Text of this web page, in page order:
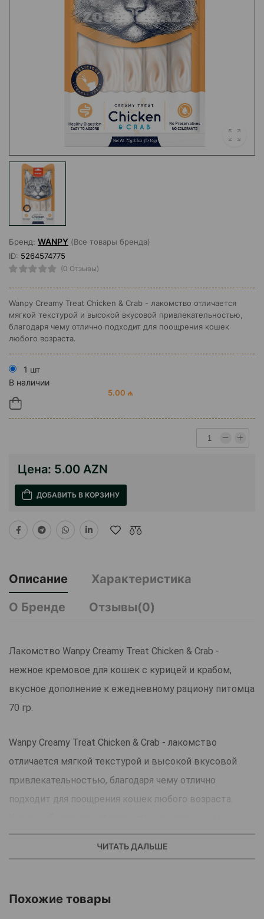
Бренд: WANPY (Все товары бренда)
ID: 5264574775
(0 Отзывы)
Wanpy Creamy Treat Chicken & Crab - лакомство отличается
мягкой текстурой и высокой вкусовой привлекательностью,
благодаря чему отлично подходит для поощрения кошек
любого возраста.
1 шт
В наличии
5.00 ₼
Цена: 5.00 AZN
ДОБАВИТЬ В КОРЗИНУ
Описание
Характеристика
О Бренде
Отзывы(0)
Лакомство Wanpy Creamy Treat Chicken & Crab -
нежное кремовое для кошек с курицей и крабом,
вкусное дополнение к ежедневному рациону питомца
70 гр.
Wanpy Creamy Treat Chicken & Crab - лакомство
отличается мягкой текстурой и высокой вкусовой
привлекательностью, благодаря чему отлично
подходит для поощрения кошек любого возраста.
белком, а краб придает угощению насыщенный вкус и
аромат.
комфортному пищеварению и не содержит
ЧИТАТЬ ДАЛЬШЕ
Похожие товары